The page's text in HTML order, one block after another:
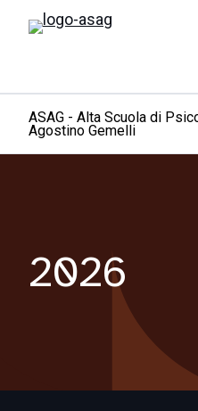
ASAG - Alta Scuola di
Agostino Gemelli
2026